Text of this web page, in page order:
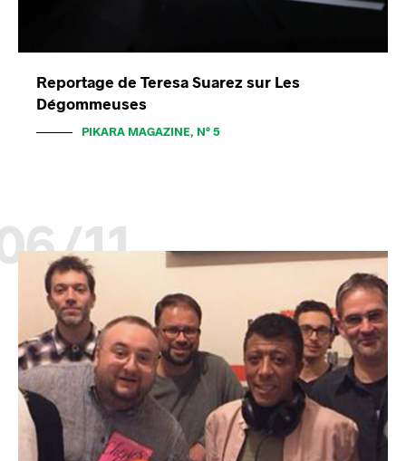
Reportage de Teresa Suarez sur Les
Dégommeuses
PIKARA MAGAZINE, N° 5
11